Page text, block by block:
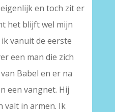
en toch zit er
het blijft wel mijn
vanuit de eerste
een man die zich
Babel en er na
een vangnet. Hij
valt in armen. Ik